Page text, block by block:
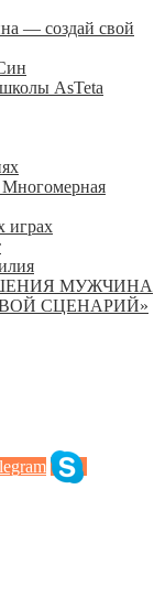
— создай свой
AsTeta
играх
МУЖЧИНА
СЦЕНАРИЙ»